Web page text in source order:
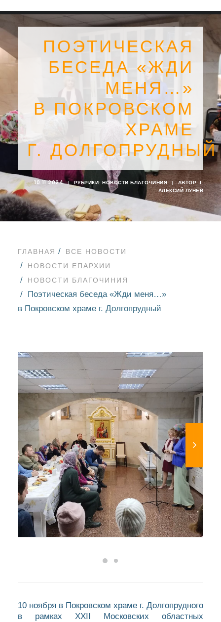
SEARCH
ПОЭТИЧЕСКАЯ
БЕСЕДА «ЖДИ
МЕНЯ…»
В ПОКРОВСКОМ
ХРАМЕ
Г. ДОЛГОПРУДНЫЙ
10.11.2024 | РУБРИКИ: НОВОСТИ БЛАГОЧИНИЯ | АВТОР:I.
АЛЕКСИЙ ЛУНЁВ
ГЛАВНАЯ
ВСЕ НОВОСТИ
НОВОСТИ ЕПАРХИИ
НОВОСТИ БЛАГОЧИНИЯ
Поэтическая беседа «Жди меня…»
в Покровском храме г. Долгопрудный
10 ноября в Покровском храме г. Долгопрудного
в рамках ХХII Московских областных